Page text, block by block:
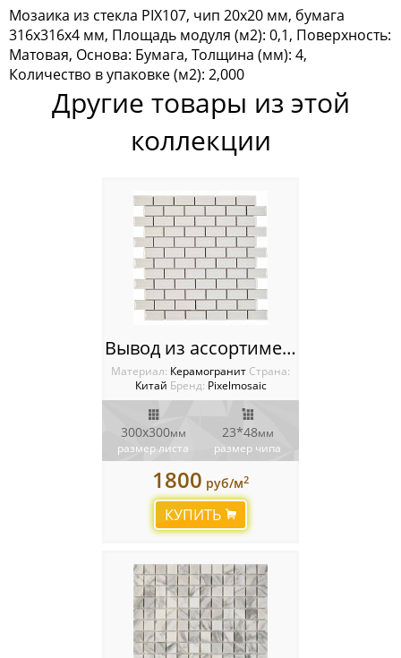
Мозаика Tonomosaic
Мозаика Опера Декора
Россия
Мозаика из стекла PIX107, чип 20x20 мм, бумага
316х316х4 мм, Площадь модуля (м2): 0,1, Поверхность:
Матовая, Основа: Бумага, Толщина (мм): 4,
Количество в упаковке (м2): 2,000
Другие товары из этой
коллекции
Вывод из ассортимента PIX600 из керамогранита, чип 23х48 мм, сетка 300х300х7 мм
Материал: Керамогранит Cтрана:
Китай Бренд: Pixelmosaic
300х300мм
размер листа
23*48мм
размер чипа
1800 руб/м2
КУПИТЬ